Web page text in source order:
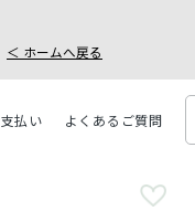
＜ ホームへ戻る
払い よくあるご質問